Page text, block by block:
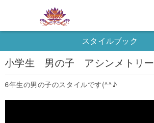
スタイルブック
小学生 男の子 アシンメトリー
6年生の男の子のスタイルです(^^♪